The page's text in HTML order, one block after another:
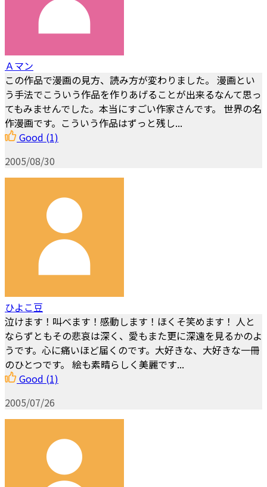
Ａマン
この作品で漫画の見方、読み方が変わりました。 漫画とい
う手法でこういう作品を作りあげることが出来るなんて思っ
てもみませんでした。本当にすごい作家さんです。 世界の名
作漫画です。こういう作品はずっと残し...
Good (1)
2005/08/30
ひよこ豆
泣けます！叫べます！感動します！ほくそ笑めます！ 人と
ならずともその悲哀は深く、愛もまた更に深遠を見るかのよ
うです。心に痛いほど届くのです。大好きな、大好きな一冊
のひとつです。 絵も素晴らしく美麗です...
Good (1)
2005/07/26